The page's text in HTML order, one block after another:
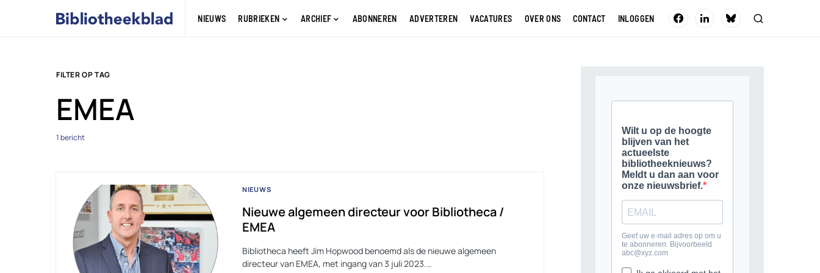
NIEUWS RUBRIEKEN ARCHIEF ABONNEREN ADVERTEREN VACATURES OVER ONS CONTACT INLOGGEN
FILTER OP TAG
EMEA
1 bericht
NIEUWS
Nieuwe algemeen directeur voor Bibliotheca /
EMEA
Bibliotheca heeft Jim Hopwood benoemd als de nieuwe algemeen
directeur van EMEA, met ingang van 3 juli 2023.…